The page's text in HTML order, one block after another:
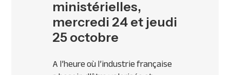
ministérielles,
mercredi 24 et jeudi
25 octobre
A l’heure où l’industrie française